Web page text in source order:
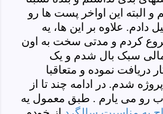
و البته این اواخر پست ها رو
دادم. علاوه بر این ها، یه
کردم و مدتی سخت به اون
سبک بال شدم و یک
دریافت نموده و متعاقبا
شدم. در ادامه چند تا از
رو می یارم . طبق معمول یه